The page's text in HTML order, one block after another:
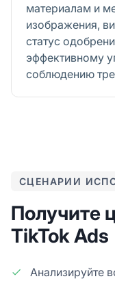
материалам и
изображения,
статус
эффективному
соблюдению
СЦЕНАРИИ
Получите
TikTok Ads
Анализируйте